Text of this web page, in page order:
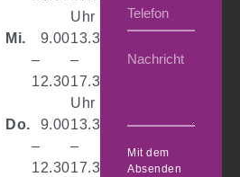
Uhr
Mi.
9.00
–
12.30
13.30
–
17.30
Uhr
Do.
9.00
–
12.30
13.30
–
17.30
Mit dem
Absenden